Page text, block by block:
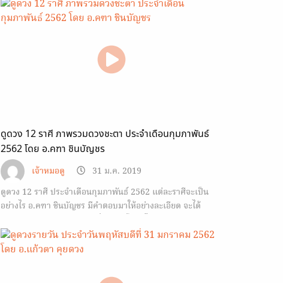
ดูดวง 12 ราศี ภาพรวมดวงชะตา ประจำเดือนกุมภาพันธ์
2562 โดย อ.คฑา ชินบัญชร
เจ้าหมอดู
31 ม.ค. 2019
ดูดวง 12 ราศี ประจำเดือนกุมภาพันธ์ 2562 แต่ละราศีจะเป็น
อย่างไร อ.คฑา ชินบัญชร มีคำตอบมาให้อย่างละเอียด จะได้